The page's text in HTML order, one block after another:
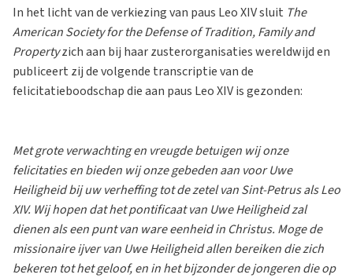
In het licht van de verkiezing van paus Leo XIV sluit The
American Society for the Defense of Tradition, Family and
Propertyzich aan bij haar zusterorganisaties wereldwijd en
publiceert zij de volgende transcriptie van de
felicitatieboodschap die aan paus Leo XIV is gezonden:
Met grote verwachting en vreugde betuigen wij onze
felicitaties en bieden wij onze gebeden aan voor Uwe
Heiligheid bij uw verheffing tot de zetel van Sint-Petrus als Leo
XIV. Wij hopen dat het pontificaat van Uwe Heiligheid zal
dienen als een punt van ware eenheid in Christus. Moge de
missionaire ijver van Uwe Heiligheid allen bereiken die zich
bekeren tot het geloof, en in het bijzonder de jongeren die op